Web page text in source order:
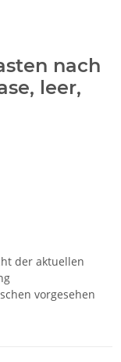
nach
leer,
der aktuellen
vorgesehen